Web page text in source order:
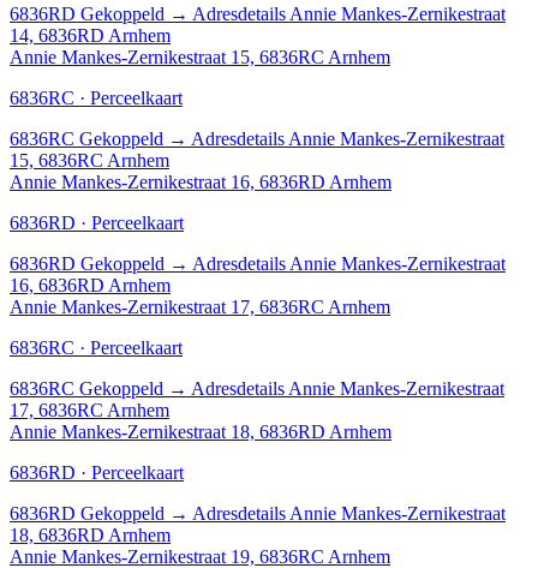
6836RD Gekoppeld → Adresdetails Annie Mankes-Zernikestraat
14, 6836RD Arnhem
Annie Mankes-Zernikestraat 15, 6836RC Arnhem
6836RC · Perceelkaart
6836RC Gekoppeld → Adresdetails Annie Mankes-Zernikestraat
15, 6836RC Arnhem
Annie Mankes-Zernikestraat 16, 6836RD Arnhem
6836RD · Perceelkaart
6836RD Gekoppeld → Adresdetails Annie Mankes-Zernikestraat
16, 6836RD Arnhem
Annie Mankes-Zernikestraat 17, 6836RC Arnhem
6836RC · Perceelkaart
6836RC Gekoppeld → Adresdetails Annie Mankes-Zernikestraat
17, 6836RC Arnhem
Annie Mankes-Zernikestraat 18, 6836RD Arnhem
6836RD · Perceelkaart
6836RD Gekoppeld → Adresdetails Annie Mankes-Zernikestraat
18, 6836RD Arnhem
Annie Mankes-Zernikestraat 19, 6836RC Arnhem